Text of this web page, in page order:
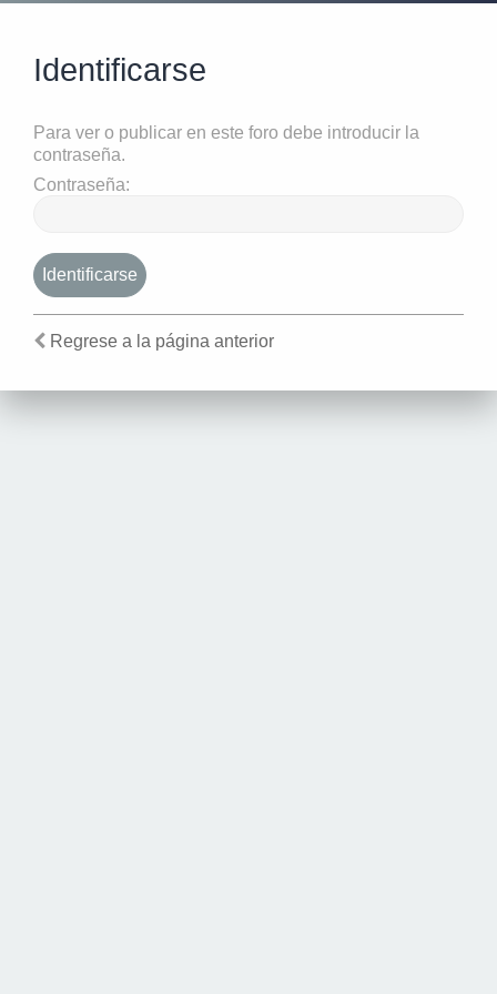
Identificarse
Para ver o publicar en este foro debe introducir la
contraseña.
Contraseña:
Regrese a la página anterior